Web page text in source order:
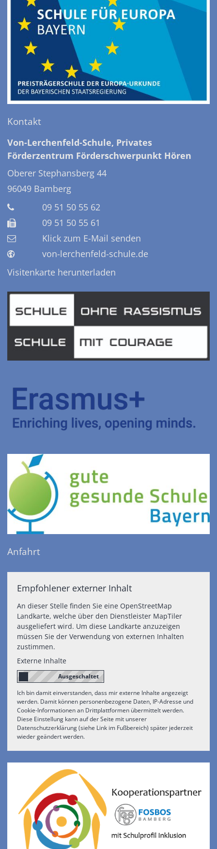
Kontakt
Von-Lerchenfeld-Schule, Privates
Förderzentrum Förderschwerpunkt Hören
Oberer Stephansberg 44
96049 Bamberg
09 51 50 55 62
09 51 50 55 61
Klick zum E-Mail senden
von-lerchenfeld-schule.de
Visitenkarte herunterladen
Anfahrt
Empfohlener externer Inhalt
An dieser Stelle finden Sie eine OpenStreetMap
Landkarte, welche über den Dienstleister MapTiler
ausgeliefert wird. Um diese Landkarte anzuzeigen
müssen Sie der Verwendung von externen Inhalten
zustimmen.
Externe Inhalte
Ich bin damit einverstanden, dass mir externe Inhalte angezeigt
werden. Damit können personenbezogene Daten, IP-Adresse und
Cookie-Informationen an Drittplattformen übermittelt werden.
Diese Einstellung kann auf der Seite mit unserer
Datenschutzerklärung (siehe Link im Fußbereich) später jederzeit
wieder geändert werden.